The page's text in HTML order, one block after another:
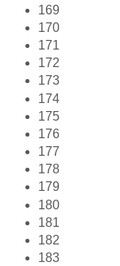
169
170
171
172
173
174
175
176
177
178
179
180
181
182
183